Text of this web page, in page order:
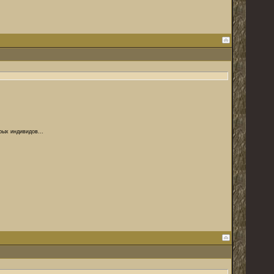
индивидов...